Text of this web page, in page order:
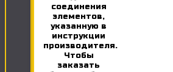
соединения
элементов,
указанную в
инструкции
производителя.
Чтобы
заказать